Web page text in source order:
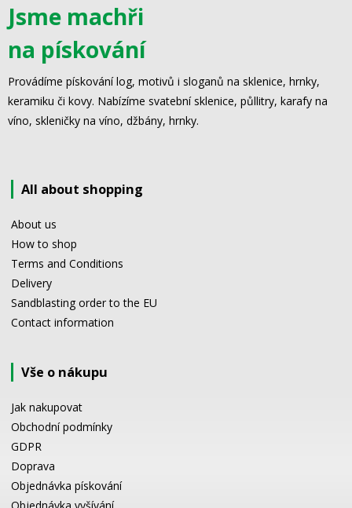
Jsme machři
na pískování
Provádíme pískování log, motivů i sloganů na sklenice, hrnky,
keramiku či kovy. Nabízíme svatební sklenice, půllitry, karafy na
víno, skleničky na víno, džbány, hrnky.
All about shopping
About us
How to shop
Terms and Conditions
Delivery
Sandblasting order to the EU
Contact information
Vše o nákupu
Jak nakupovat
Obchodní podmínky
GDPR
Doprava
Objednávka pískování